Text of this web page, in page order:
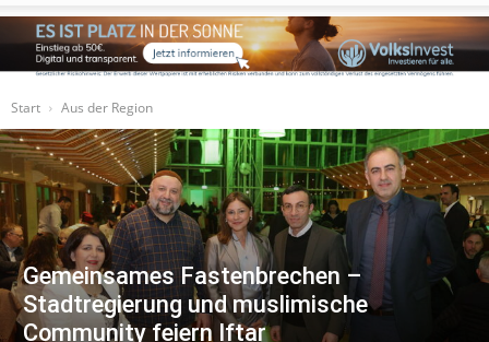
Start
Aus der Region
Gemeinsames Fastenbrechen –
Stadtregierung und muslimische
Community feiern Iftar